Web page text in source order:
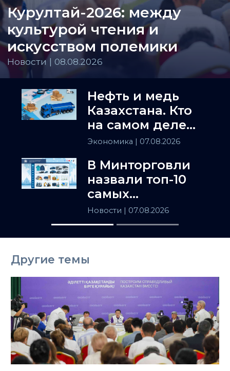
Курултай-2026: между
культурой чтения и
искусством полемики
Новости | 08.08.2026
Нефть и медь
Казахстана. Кто
на самом деле
держит
Азию
Экономика | 07.08.2026
В Минторговли
назвали топ-10
самых
популярных
товаров в
Казахстане
Новости | 07.08.2026
Другие темы